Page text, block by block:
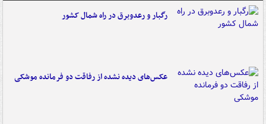
رگبار و رعدوبرق در راه شمال کشور
عکس‌های دیده نشده از رفاقت دو فرمانده‌ موشکی